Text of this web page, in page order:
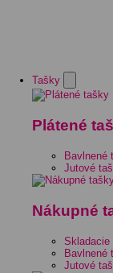
Tašky
Plátené
Bavlnené
Jutové
Nákupné
Skladacie
Bavlnené
Jutové